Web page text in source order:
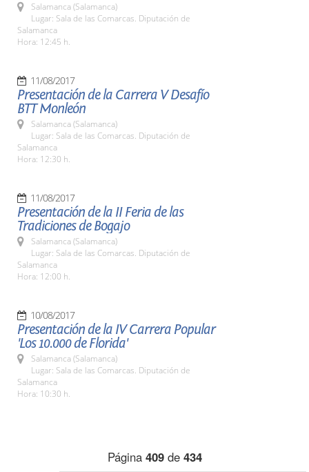
Salamanca (Salamanca)
Lugar: Sala de las Comarcas. Diputación de
Salamanca
Hora: 12:45 h.
11/08/2017
Presentación de la Carrera V Desafío
BTT Monleón
Salamanca (Salamanca)
Lugar: Sala de las Comarcas. Diputación de
Salamanca
Hora: 12:30 h.
11/08/2017
Presentación de la II Feria de las
Tradiciones de Bogajo
Salamanca (Salamanca)
Lugar: Sala de las Comarcas. Diputación de
Salamanca
Hora: 12:00 h.
10/08/2017
Presentación de la IV Carrera Popular
'Los 10.000 de Florida'
Salamanca (Salamanca)
Lugar: Sala de las Comarcas. Diputación de
Salamanca
Hora: 10:30 h.
Página 409de 434